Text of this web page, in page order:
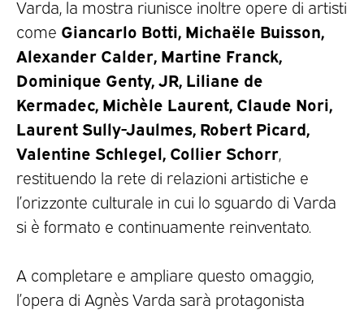
Varda, la mostra riunisce inoltre opere di artisti
come Giancarlo Botti, Michaële Buisson,
Alexander Calder, Martine Franck,
Dominique Genty, JR, Liliane de
Kermadec, Michèle Laurent, Claude Nori,
Laurent Sully-Jaulmes, Robert Picard,
Valentine Schlegel, Collier Schorr
restituendo la rete di relazioni artistiche e
l’orizzonte culturale in cui lo sguardo di Varda
si è formato e continuamente reinventato.
A completare e ampliare questo omaggio,
l’opera di Agnès Varda sarà protagonista